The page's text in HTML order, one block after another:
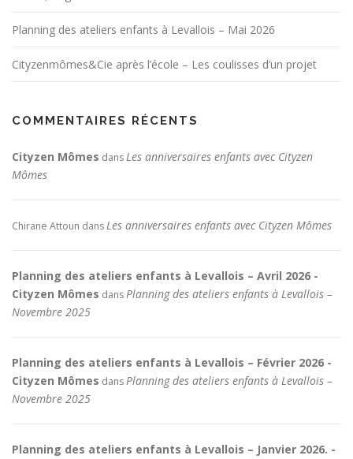
Planning des ateliers enfants à Levallois – Mai 2026
Cityzenmômes&Cie après l’école – Les coulisses d’un projet
COMMENTAIRES RÉCENTS
Cityzen Mômes dansLes anniversaires enfants avec Cityzen
Mômes
Chirane Attoun dansLes anniversaires enfants avec Cityzen Mômes
Planning des ateliers enfants à Levallois – Avril 2026 -
Cityzen Mômes dansPlanning des ateliers enfants à Levallois –
Novembre 2025
Planning des ateliers enfants à Levallois – Février 2026 -
Cityzen Mômes dansPlanning des ateliers enfants à Levallois –
Novembre 2025
Planning des ateliers enfants à Levallois – Janvier 2026. -